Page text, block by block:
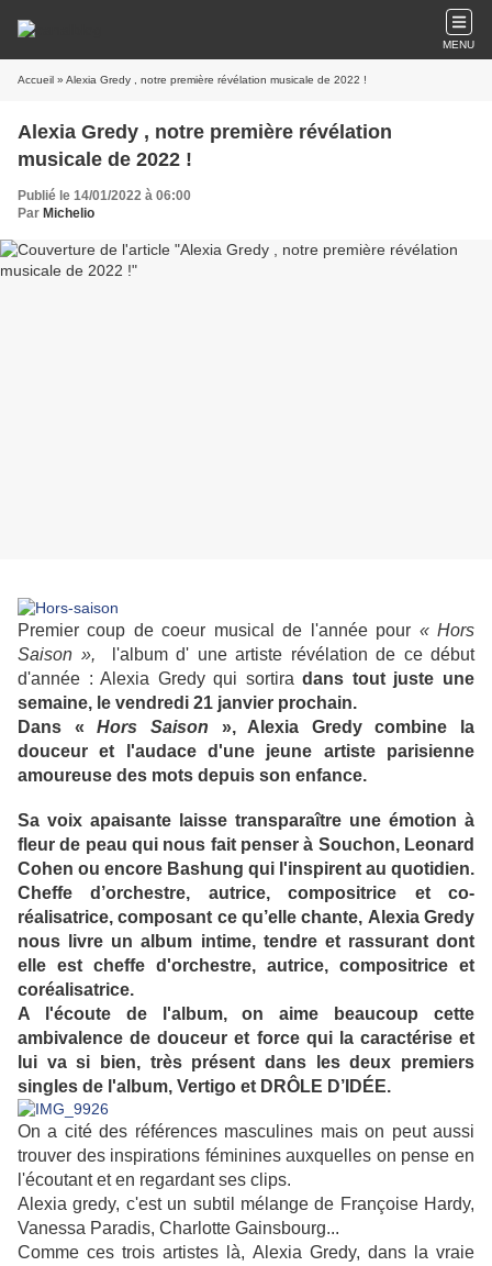
MENU
Accueil » Alexia Gredy , notre première révélation musicale de 2022 !
Alexia Gredy , notre première révélation
musicale de 2022 !
Publié le 14/01/2022 à 06:00
Par Michelio
Premier coup de coeur musical de l'année pour « Hors
Saison »,
l'album d' une artiste révélation de ce début
d'année : Alexia Gredy qui sortira dans tout juste une
semaine, le vendredi 21 janvier prochain.
Dans «Hors Saison », Alexia Gredy combine la
douceur et l'audace d'une jeune artiste parisienne
amoureuse des mots depuis son enfance.
Sa voix apaisante laisse transparaître une émotion à
fleur de peau qui nous fait penser à Souchon, Leonard
Cohen ou encore Bashung qui l'inspirent au quotidien.
Cheffe d’orchestre, autrice, compositrice et co-
réalisatrice, composant ce qu’elle chante, Alexia Gredy
nous livre un album intime, tendre et rassurant dont
elle est cheffe d'orchestre, autrice, compositrice et
coréalisatrice.
A l'écoute de l'album, on aime beaucoup cette
ambivalence de douceur et force qui la caractérise et
lui va si bien, très présent dans les deux premiers
singles de l'album, Vertigo et DRÔLE D’IDÉE.
On a cité des références masculines mais on peut aussi
trouver des inspirations féminines auxquelles on pense en
l'écoutant et en regardant ses clips.
Alexia gredy, c'est un subtil mélange de Françoise Hardy,
Vanessa Paradis, Charlotte Gainsbourg...
Comme ces trois artistes là, Alexia Gredy, dans la vraie